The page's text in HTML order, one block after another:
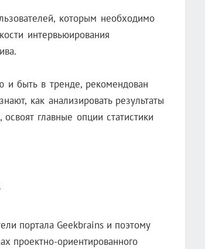
которым необходимо
интервьюирования
и быть в тренде, рекомендован
как анализировать результаты
главные опции статистики
портала Geekbrains и поэтому
проектно-ориентированного